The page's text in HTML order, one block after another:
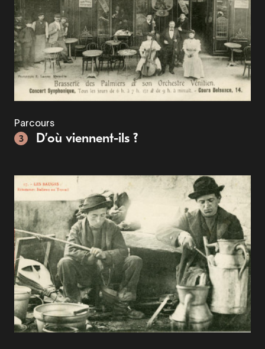
Parcours
3
D’où viennent-ils ?